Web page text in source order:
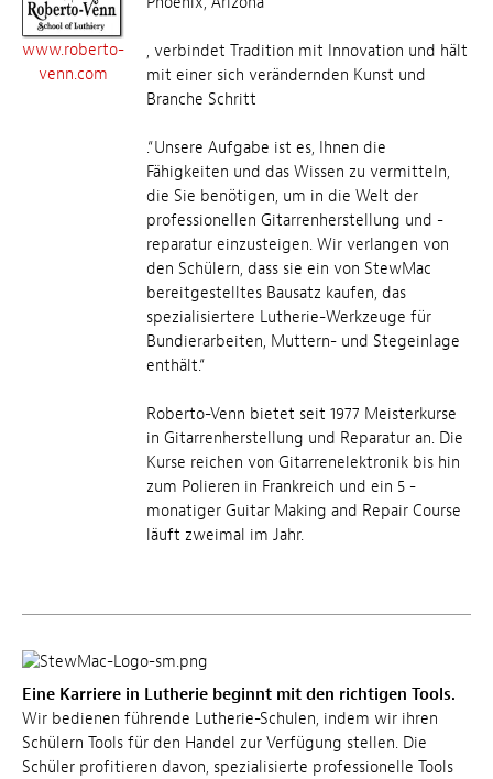
www.roberto-
venn.com
, verbindet Tradition mit Innovation und hält
mit einer sich verändernden Kunst und
Branche Schritt
.“Unsere Aufgabe ist es, Ihnen die
Fähigkeiten und das Wissen zu vermitteln,
die Sie benötigen, um in die Welt der
professionellen Gitarrenherstellung und -
reparatur einzusteigen. Wir verlangen von
den Schülern, dass sie ein von StewMac
bereitgestelltes Bausatz kaufen, das
spezialisiertere Lutherie-Werkzeuge für
Bundierarbeiten, Muttern- und Stegeinlage
enthält.“
Roberto-Venn bietet seit 1977 Meisterkurse
in Gitarrenherstellung und Reparatur an. Die
Kurse reichen von Gitarrenelektronik bis hin
zum Polieren in Frankreich und ein 5 -
monatiger Guitar Making and Repair Course
läuft zweimal im Jahr.
Eine Karriere in Lutherie beginnt mit den richtigen Tools.
Wir bedienen führende Lutherie-Schulen, indem wir ihren
Schülern Tools für den Handel zur Verfügung stellen. Die
Schüler profitieren davon, spezialisierte professionelle Tools